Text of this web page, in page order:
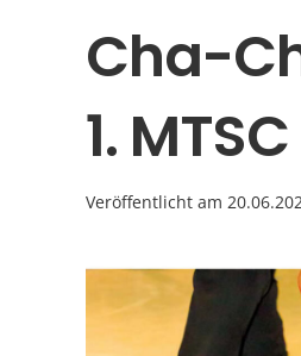
Cha-
1. MTSC
Veröffentlicht am